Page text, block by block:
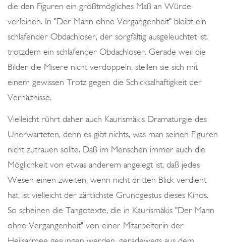
die den Figuren ein größtmögliches Maß an Würde
verleihen. In "Der Mann ohne Vergangenheit" bleibt ein
schlafender Obdachloser, der sorgfältig ausgeleuchtet ist,
trotzdem ein schlafender Obdachloser. Gerade weil die
Bilder die Misere nicht verdoppeln, stellen sie sich mit
einem gewissen Trotz gegen die Schicksalhaftigkeit der
Verhältnisse.
Vielleicht rührt daher auch Kaurismäkis Dramaturgie des
Unerwarteten, denn es gibt nichts, was man seinen Figuren
nicht zutrauen sollte. Daß im Menschen immer auch die
Möglichkeit von etwas anderem angelegt ist, daß jedes
Wesen einen zweiten, wenn nicht dritten Blick verdient
hat, ist vielleicht der zärtlichste Grundgestus dieses Kinos.
So scheinen die Tangotexte, die in Kaurismäkis "Der Mann
ohne Vergangenheit" von einer Mitarbeiterin der